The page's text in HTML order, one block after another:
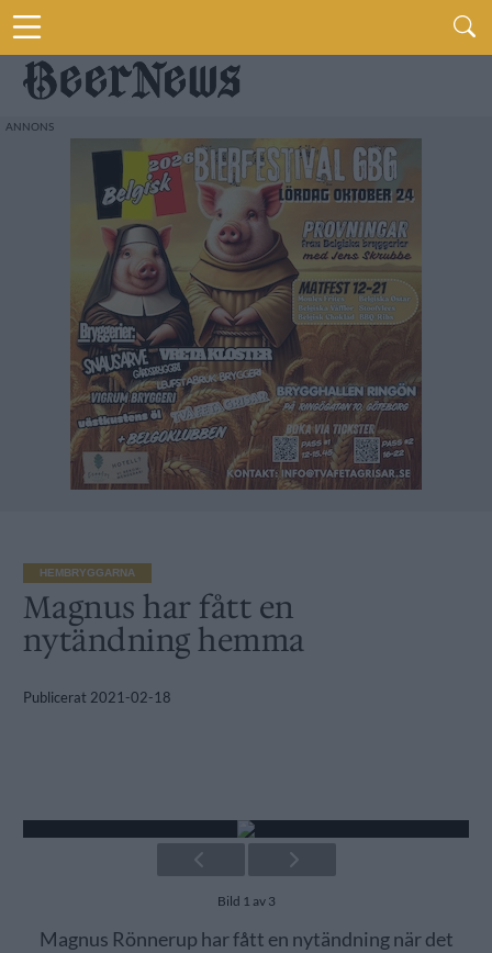
HEMBRYGGARNA
Magnus har fått en
nytändning hemma
Publicerat 2021-02-18
Bild 1 av 3
Magnus Rönnerup har fått en nytändning när det